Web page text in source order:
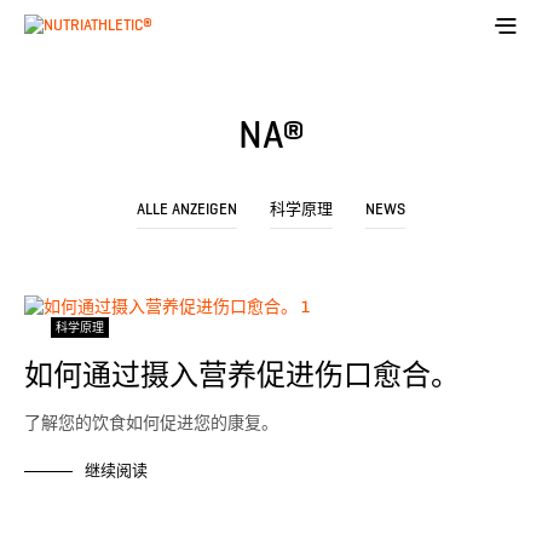
NA®
ALLE ANZEIGEN 科学原理 NEWS
科学原理
如何通过摄入营养促进伤口愈合。
了解您的饮食如何促进您的康复。
继续阅读